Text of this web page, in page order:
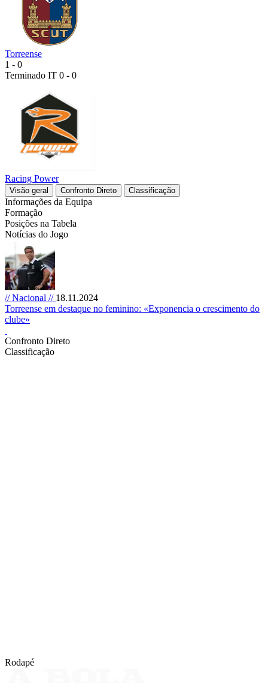
Torreense
1 - 0
Terminado IT 0 - 0
Racing Power
Visão geral Confronto Direto Classificação
Informações da Equipa
Formação
Posições na Tabela
Notícias do Jogo
// Nacional // 18.11.2024
Torreense em destaque no feminino: «Exponencia o crescimento do
clube»
Confronto Direto
Classificação
Rodapé